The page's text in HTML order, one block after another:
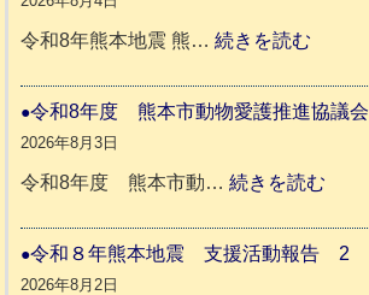
人
ホ
日
記
本
支
令和8年熊本地震 熊…続きを読む
災
ッ
一
令和8年度 熊本市動物愛護推進協議会
2026年8月3日
令和8年度 熊本市動…続きを読む
和
令和８年熊本地震 支援活動報告 2
2026年8月2日